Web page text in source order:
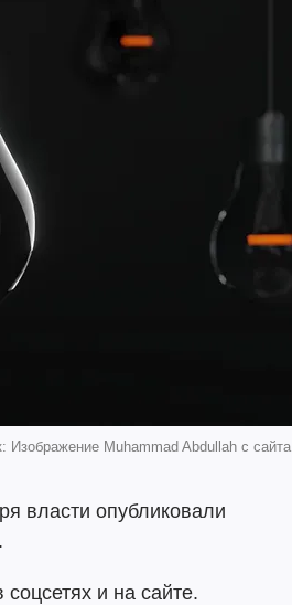
Изображение Muhammad Abdullah с сайта
власти опубликовали
соцсетях и на сайте.